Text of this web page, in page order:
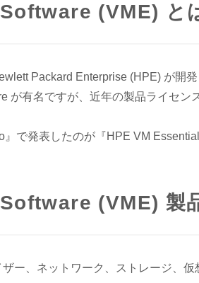
(VME) と
Packard Enterprise (HPE) が開
が有名ですが、近年の製品ライセ
で発表したのが『HPE VM
(VME) 製
ー、ネットワーク、ストレージ、仮